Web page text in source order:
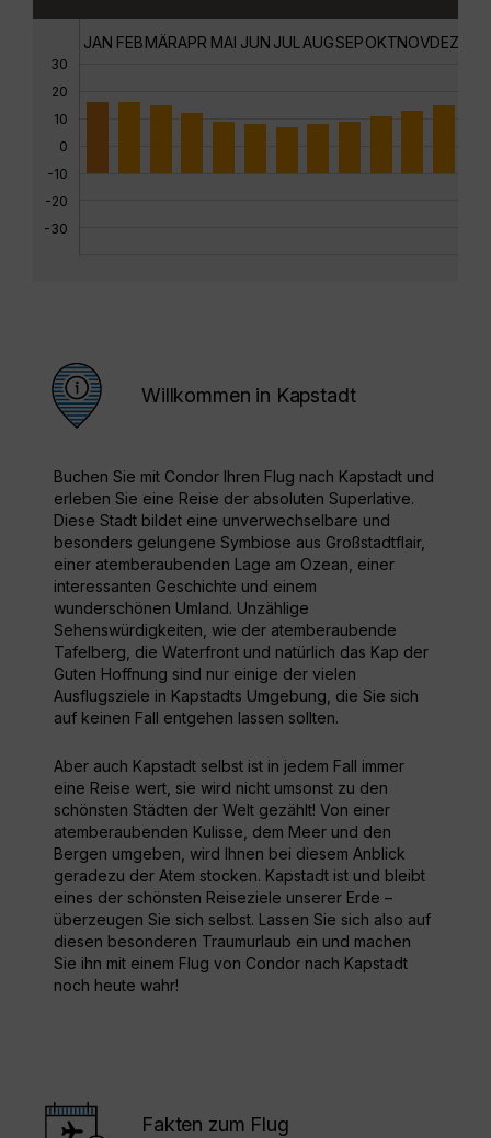
30
20
10
0
-10
-20
-30
JAN FEBMÄRAPR MAI JUN JUL AUGSEPOKTNOVDEZ
Willkommen in Kapstadt
Buchen Sie mit Condor Ihren Flug nach Kapstadt und
erleben Sie eine Reise der absoluten Superlative.
Diese Stadt bildet eine unverwechselbare und
besonders gelungene Symbiose aus Großstadtflair,
einer atemberaubenden Lage am Ozean, einer
interessanten Geschichte und einem
wunderschönen Umland. Unzählige
Sehenswürdigkeiten, wie der atemberaubende
Tafelberg, die Waterfront und natürlich das Kap der
Guten Hoffnung sind nur einige der vielen
Ausflugsziele in Kapstadts Umgebung, die Sie sich
auf keinen Fall entgehen lassen sollten.
Aber auch Kapstadt selbst ist in jedem Fall immer
eine Reise wert, sie wird nicht umsonst zu den
schönsten Städten der Welt gezählt! Von einer
atemberaubenden Kulisse, dem Meer und den
Bergen umgeben, wird Ihnen bei diesem Anblick
geradezu der Atem stocken. Kapstadt ist und bleibt
eines der schönsten Reiseziele unserer Erde –
überzeugen Sie sich selbst. Lassen Sie sich also auf
diesen besonderen Traumurlaub ein und machen
Sie ihn mit einem Flug von Condor nach Kapstadt
noch heute wahr!
Fakten zum Flug